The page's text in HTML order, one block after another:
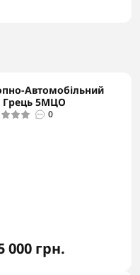
Автомобільний
Грець 5MЦО
0
000 грн.